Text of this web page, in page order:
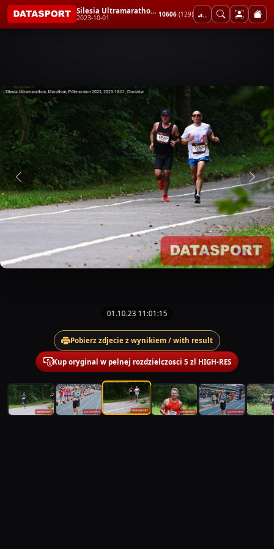
Silesia Ultramarathon, Marathon, Półmaraton 2023
2023-10-01 10606 (129)
01.10.23 11:01:15
Pobierz zdjecie z wynikiem / with result
Kup oryginal w pelnej rozdzielczosci 5 zl HIGH-RES